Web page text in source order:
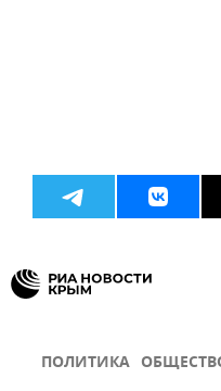
ПОЛИТИКА